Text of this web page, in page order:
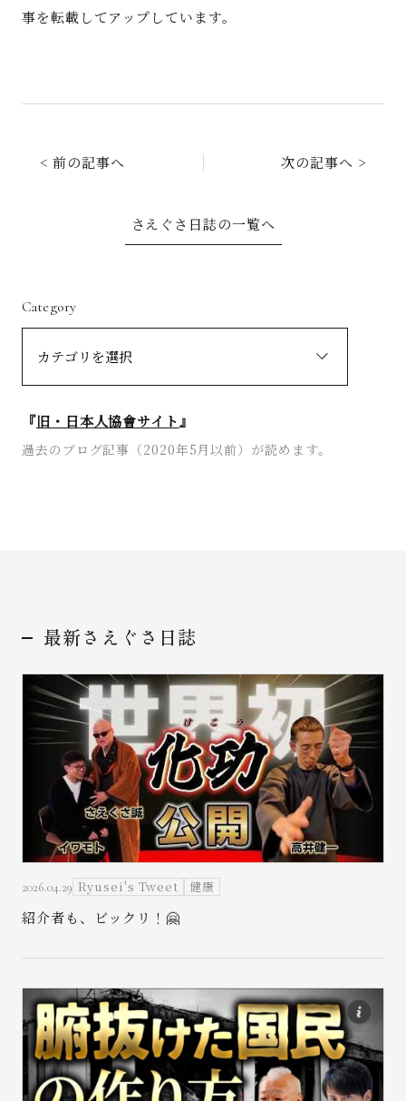
事を転載してアップしています。
< 前の記事へ 次の記事へ >
さえぐさ日誌の一覧へ
Category
『旧・日本人協會サイト』
過去のブログ記事（2020年5月以前）が読めます。
最新さえぐさ日誌
2026.04.29 Ryusei's Tweet 健康
紹介者も、ビックリ！🤗